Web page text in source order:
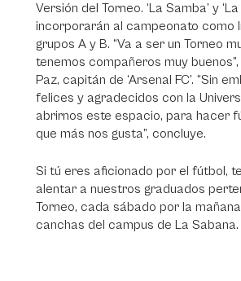
Versión del Torneo. ‘La Samba’ y ‘La
incorporarán al campeonato como
grupos A y B. “Va a ser un Torneo
tenemos compañeros muy
Paz, capitán de ‘Arsenal FC’. “Sin
felices y agradecidos con la
abrirnos este espacio, para hacer
que más nos gusta”, concluye.
Si tú eres aficionado por el fútbol,
alentar a nuestros graduados
Torneo, cada sábado por la
canchas del campus de La Sabana.